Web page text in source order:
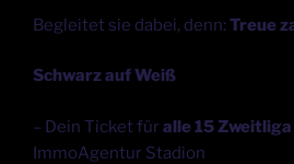
Begleitet sie dabei, denn: Treue
Schwarz auf Weiß
– Dein Ticket füralle 15
ImmoAgentur Stadion